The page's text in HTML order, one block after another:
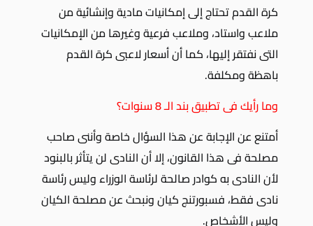
كرة القدم تحتاج إلى إمكانيات مادية وإنشائية من
ملاعب واستاد، وملاعب فرعية وغيرها من الإمكانيات
التى نفتقر إليها، كما أن أسعار لاعبى كرة القدم
باهظة ومكلفة.
وما رأيك فى تطبيق بند الـ 8 سنوات؟
أمتنع عن الإجابة عن هذا السؤال خاصة وأننى صاحب
مصلحة فى هذا القانون، إلا أن النادى لن يتأثر بالبنود
لأن النادى به كوادر صالحة لرئاسة الوزراء وليس رئاسة
نادى فقط، فسبورتنج كيان ونبحث عن مصلحة الكيان
وليس الأشخاص.